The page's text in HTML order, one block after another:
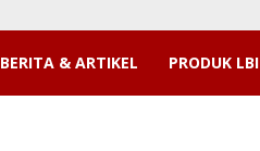
BERITA & ARTIKEL PRODUK LBI